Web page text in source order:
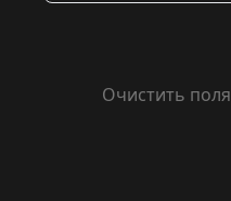
Очистить поля